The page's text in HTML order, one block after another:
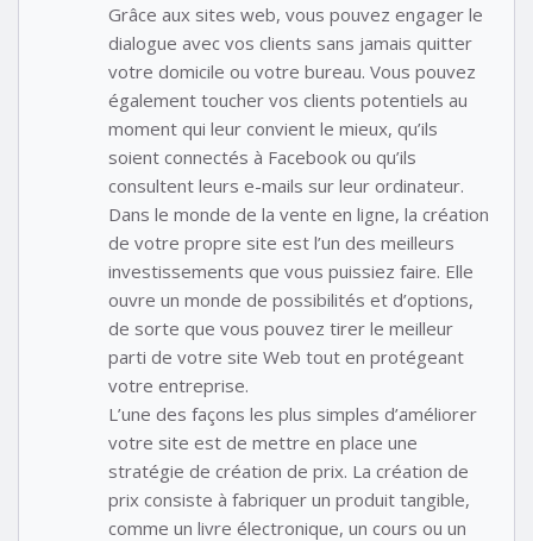
Grâce aux sites web, vous pouvez engager le
dialogue avec vos clients sans jamais quitter
votre domicile ou votre bureau. Vous pouvez
également toucher vos clients potentiels au
moment qui leur convient le mieux, qu’ils
soient connectés à Facebook ou qu’ils
consultent leurs e-mails sur leur ordinateur.
Dans le monde de la vente en ligne, la création
de votre propre site est l’un des meilleurs
investissements que vous puissiez faire. Elle
ouvre un monde de possibilités et d’options,
de sorte que vous pouvez tirer le meilleur
parti de votre site Web tout en protégeant
votre entreprise.
L’une des façons les plus simples d’améliorer
votre site est de mettre en place une
stratégie de création de prix. La création de
prix consiste à fabriquer un produit tangible,
comme un livre électronique, un cours ou un